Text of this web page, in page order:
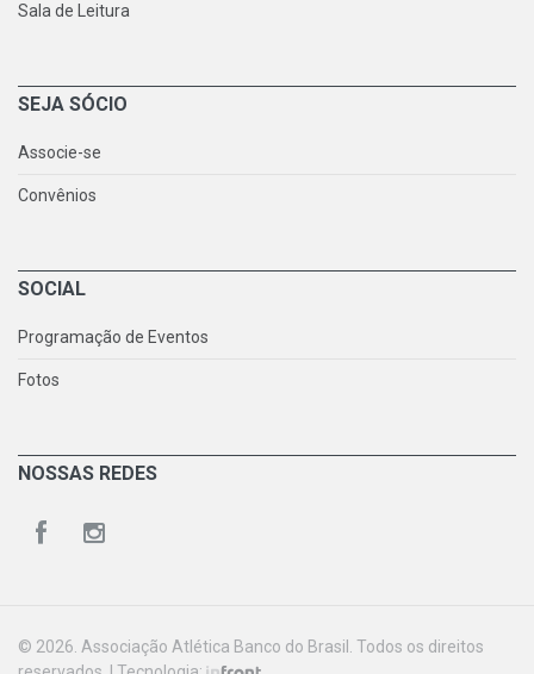
Sala de Leitura
SEJA SÓCIO
Associe-se
Convênios
SOCIAL
Programação de Eventos
Fotos
NOSSAS REDES
© 2026. Associação Atlética Banco do Brasil. Todos os direitos